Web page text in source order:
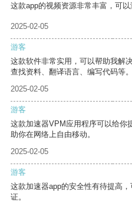
这款app的视频资源非常丰富，可以
2025-02-05
游客
这款软件非常实用，可以帮助我解
查找资料、翻译语言、编写代码等。
2025-02-05
游客
这款加速器VPM应用程序可以给你
助你在网络上自由移动。
2025-02-05
游客
这款加速器app的安全性有待提高
证。